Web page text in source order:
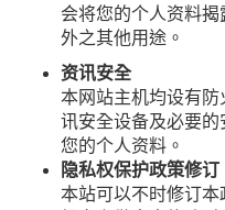
会将您的个人资料
外之其他用途。
资讯安全
本网站主机均设有
讯安全设备及必要
您的个人资料。
隐私权保护政策修订
本站可以不时修订